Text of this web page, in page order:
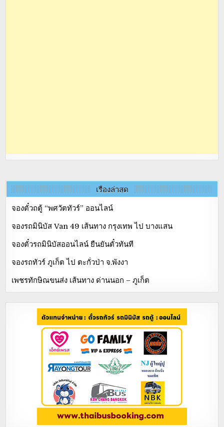
เรื่องล่าสุด
จองตั๋วถตู้ “พศวัตทัวร์” ออนไลน์
จองรถมินิบัส Van 49 เส้นทาง กรุงเทพ ไป บางแสน
จองตั๋วรถมินิบัสออนไลน์ ยืนยันตั๋วทันที
จองรถทัวร์ ภูเก็ต ไป ตะกั่วป่า จ.พังงา
เพชรทักษิณขนส่ง เส้นทาง ด่านนอก – ภูเก็ต